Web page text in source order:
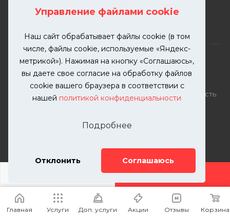
Управление файлами cookie
Наш сайт обрабатывает файлы cookie (в том
числе, файлы cookie, используемые «Яндекс-
метрикой»). Нажимая на кнопку «Соглашаюсь»,
вы даете свое согласие на обработку файлов
cookie вашего браузера в соответствии с
нашей политикой конфиденциальности
Подробнее
Отклонить Соглашаюсь
ДОБАВИТЬ УСЛУГУ
2026 © KUTUZOVV | Кузовной ремонт и покраска
автомобилей. Вся информация на сайте – собственность
разрешения запрещена. Все права защищены.
Телефон: 8(499)-302-00-57
Главная Услуги Доп. услуги Акции Отзывы Корзина